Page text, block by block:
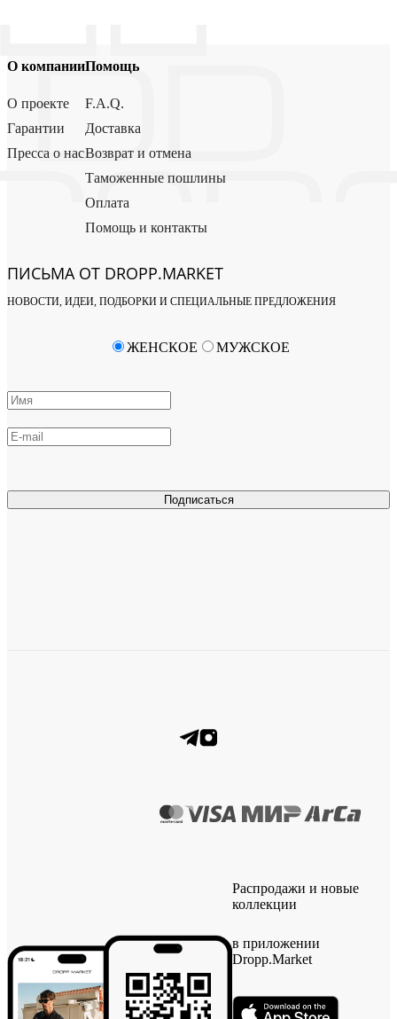
О компании
О проекте
Гарантии
Пресса о нас
Помощь
F.A.Q.
Доставка
Возврат и отмена
Таможенные пошлины
Оплата
Помощь и контакты
ПИСЬМА ОТ DROPP.MARKET
НОВОСТИ, ИДЕИ, ПОДБОРКИ И СПЕЦИАЛЬНЫЕ ПРЕДЛОЖЕНИЯ
Подписаться
ЖЕНСКОЕ МУЖСКОЕ
Распродажи и новые
коллекции
в приложении
Dropp.Market